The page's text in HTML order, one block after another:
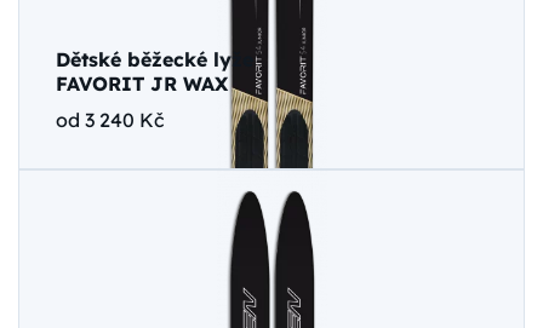
Dětské běžecké lyže
FAVORIT JR WAX
od 3 240 Kč